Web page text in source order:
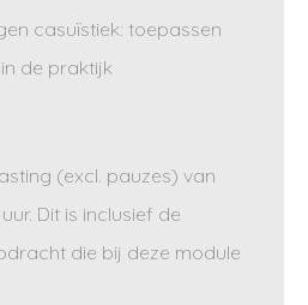
casuïstiek: toepassen
de praktijk
(excl. pauzes) van
Dit is inclusief de
die bij deze module